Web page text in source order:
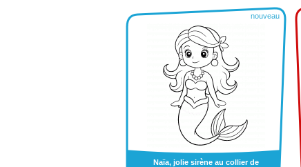
nouveau
Naïa, jolie sirène au collier de